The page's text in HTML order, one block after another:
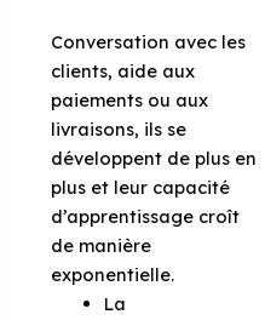
Conversation avec les
clients, aide aux
paiements ou aux
livraisons, ils se
développent de plus en
plus et leur capacité
d’apprentissage croît
de manière
exponentielle.
La